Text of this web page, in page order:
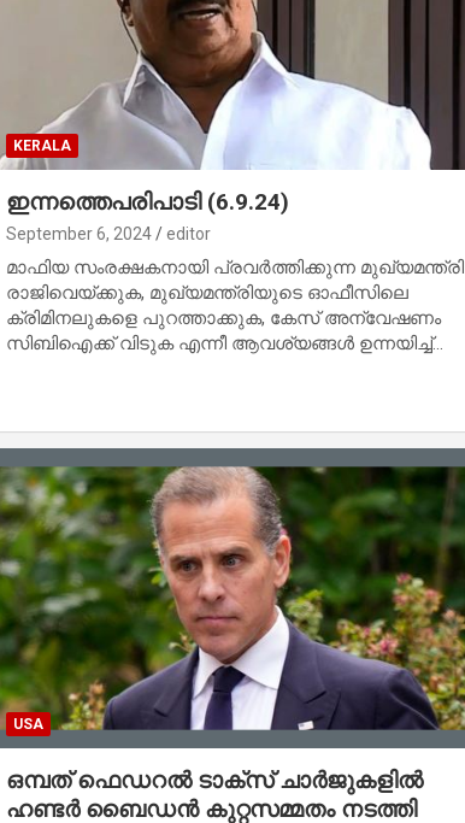
KERALA
ഇന്നത്തെപരിപാടി (6.9.24)
September 6, 2024 editor
മാഫിയ സംരക്ഷകനായി പ്രവര്‍ത്തിക്കുന്ന മുഖ്യമന്ത്രി
രാജിവെയ്ക്കുക, മുഖ്യമന്ത്രിയുടെ ഓഫീസിലെ
ക്രിമിനലുകളെ പുറത്താക്കുക, കേസ് അന്വേഷണം
സിബിഐക്ക് വിടുക എന്നീ ആവശ്യങ്ങള്‍ ഉന്നയിച്ച്…
USA
ഒമ്പത് ഫെഡറൽ ടാക്സ് ചാർജുകളിൽ
ഹണ്ടർ ബൈഡൻ കുറ്റസമ്മതം നടത്തി